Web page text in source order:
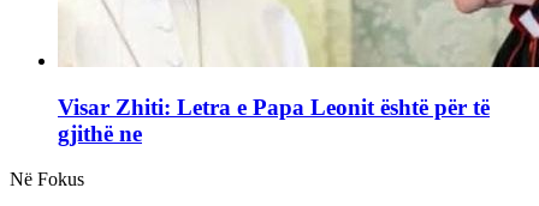
Visar Zhiti: Letra e Papa Leonit është për të
gjithë ne
Në Fokus